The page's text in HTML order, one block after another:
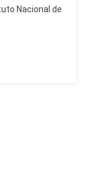
Nacional de